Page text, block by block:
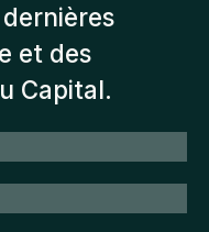
et des
Capital.